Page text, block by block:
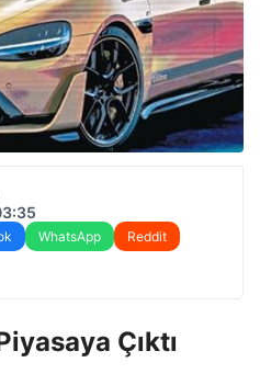
WhatsApp
Reddit
Çıktı